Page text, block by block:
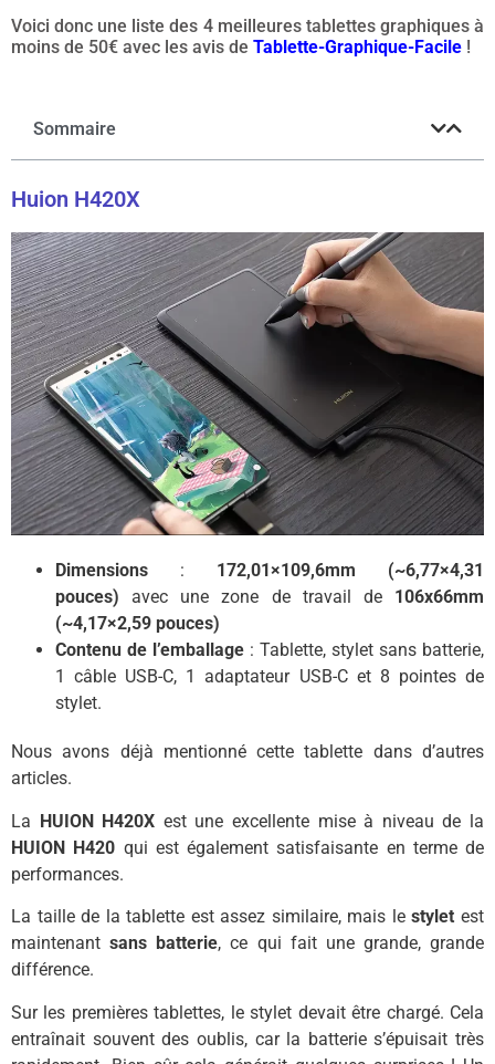
Voici donc une liste des 4 meilleures tablettes graphiques à
moins de 50€ avec les avis de Tablette-Graphique-Facile !
Sommaire
Huion H420X
Dimensions : 172,01×109,6mm (~6,77×4,31
pouces) avec une zone de travail de 106x66mm
(~4,17×2,59 pouces)
Contenu de l’emballage : Tablette, stylet sans batterie,
1 câble USB-C, 1 adaptateur USB-C et 8 pointes de
stylet.
Nous avons déjà mentionné cette tablette dans d’autres
articles.
La HUION H420X est une excellente mise à niveau de la
HUION H420 qui est également satisfaisante en terme de
performances.
La taille de la tablette est assez similaire, mais lestylet est
maintenantsans batterie, ce qui fait une grande, grande
différence.
Sur les premières tablettes, le stylet devait être chargé. Cela
entraînait souvent des oublis, car la batterie s’épuisait très